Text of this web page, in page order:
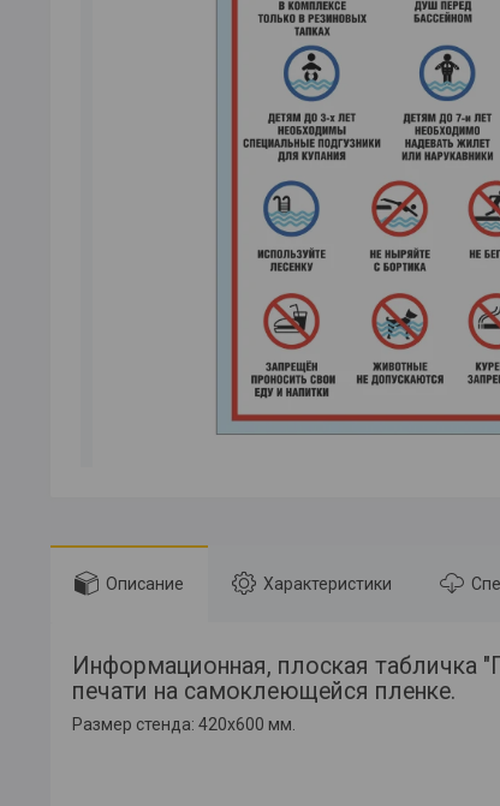
Описание Характеристики
Информационная, плоская табличка
печати на самоклеющейся пленке.
Размер стенда: 420х600 мм.